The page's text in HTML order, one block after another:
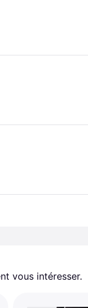
vous intéresser.